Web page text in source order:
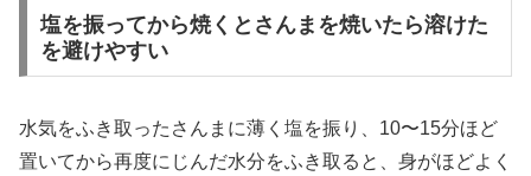
塩を振ってから焼くとさんまを焼いたら溶けた
を避けやすい
水気をふき取ったさんまに薄く塩を振り、10〜15分ほど
置いてから再度にじんだ水分をふき取ると、身がほどよく